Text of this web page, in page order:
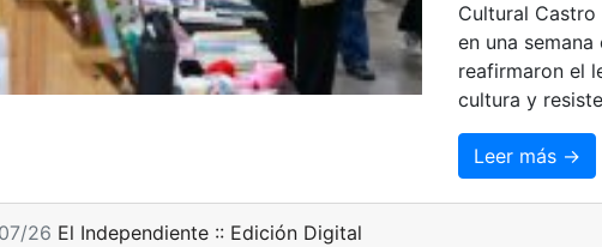
Cultural
en una
reafirmaron el
cultura y
Leer más →
26 El Independiente :: Edición Digital